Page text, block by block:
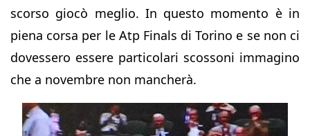
scorso giocò meglio. In questo momento è in
piena corsa per le Atp Finals di Torino e se non ci
dovessero essere particolari scossoni immagino
che a novembre non mancherà.